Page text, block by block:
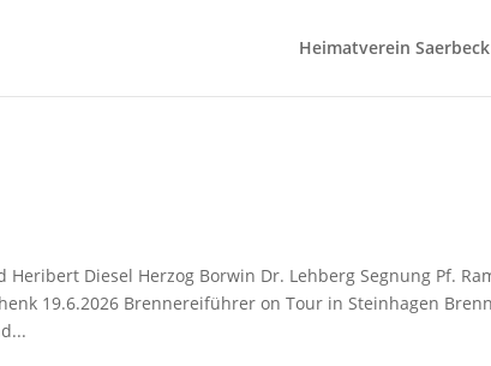
Heimatverein Saerbeck
Diesel Herzog Borwin Dr. Lehberg Segnung Pf.
19.6.2026 Brennereiführer on Tour in Steinhagen